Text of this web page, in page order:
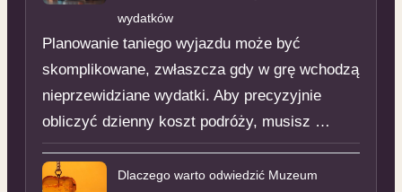
wydatków
Planowanie taniego wyjazdu może być
skomplikowane, zwłaszcza gdy w grę wchodzą
nieprzewidziane wydatki. Aby precyzyjnie
obliczyć dzienny koszt podróży, musisz …
Dlaczego warto odwiedzić Muzeum